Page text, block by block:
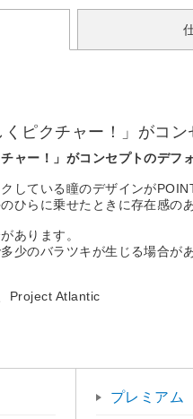
くピクチャー！」がコ
ャー！」がコンセプトのデ
している瞳のデザインが
ひらに乗せたときに存在感の
あります。
少のバラツキが生じる場合があ
Project Atlantic
プレミアム